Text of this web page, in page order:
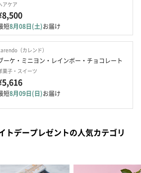
アケア
短8月08日(土)お届け
（カレンド）
ーケ・ミニヨン・レインボー・チョコレート
菓子・スイーツ
短8月09日(日)お届け
トデープレゼントの人気カテゴリ